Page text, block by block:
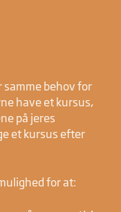
samme behov for
have et kursus,
på jeres
et kursus efter
for at: